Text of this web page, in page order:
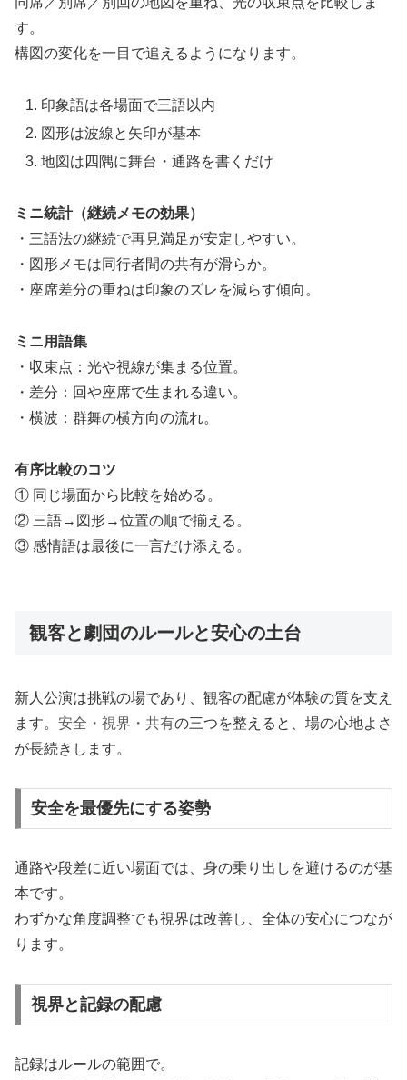
す。
構図の変化を一目で追えるようになります。
印象語は各場面で三語以内
図形は波線と矢印が基本
地図は四隅に舞台・通路を書くだけ
ミニ統計（継続メモの効果）
・三語法の継続で再見満足が安定しやすい。
・図形メモは同行者間の共有が滑らか。
・座席差分の重ねは印象のズレを減らす傾向。
ミニ用語集
・収束点：光や視線が集まる位置。
・差分：回や座席で生まれる違い。
・横波：群舞の横方向の流れ。
有序比較のコツ
① 同じ場面から比較を始める。
② 三語→図形→位置の順で揃える。
③ 感情語は最後に一言だけ添える。
観客と劇団のルールと安心の土台
新人公演は挑戦の場であり、観客の配慮が体験の質を支え
ます。 安全・視界・共有の三つを整えると、場の心地よさ
が長続きします。
安全を最優先にする姿勢
通路や段差に近い場面では、身の乗り出しを避けるのが基
本です。
わずかな角度調整でも視界は改善し、全体の安心につなが
ります。
視界と記録の配慮
記録はルールの範囲で。